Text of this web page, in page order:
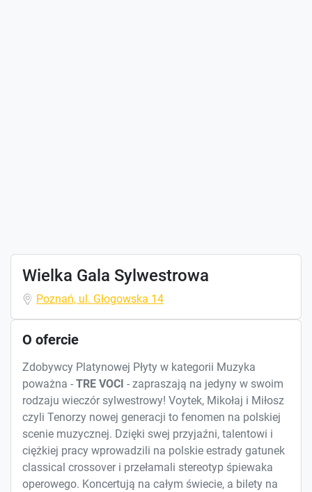
Wielka Gala Sylwestrowa
Poznań, ul. Głogowska 14
O ofercie
Zdobywcy Platynowej Płyty w kategorii Muzyka
poważna - TRE VOCI - zapraszają na jedyny w swoim
rodzaju wieczór sylwestrowy! Voytek, Mikołaj i Miłosz
czyli Tenorzy nowej generacji to fenomen na polskiej
scenie muzycznej. Dzięki swej przyjaźni, talentowi i
ciężkiej pracy wprowadzili na polskie estrady gatunek
classical crossover i przełamali stereotyp śpiewaka
operowego. Koncertują na całym świecie, a bilety na